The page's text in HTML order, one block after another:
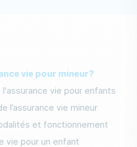
vie pour mineur?
vie pour enfants
l’assurance vie mineur
et fonctionnement
vie pour un enfant